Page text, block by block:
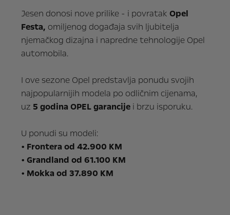
Jesen donosi nove prilike - i povratak Opel
Festa, omiljenog događaja svih ljubitelja
njemačkog dizajna i napredne tehnologije Opel
automobila.
I ove sezone Opel predstavlja ponudu svojih
najpopularnijih modela po odličnim cijenama,
uz 5 godina OPEL garancijei brzu isporuku.
U ponudi su modeli:
• Frontera od 42.900 KM
• Grandland od 61.100 KM
• Mokka od 37.890 KM